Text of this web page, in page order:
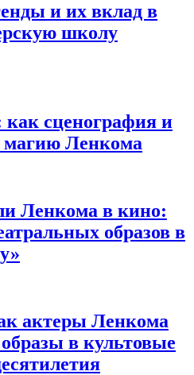
и их вклад в
школу
сценография и
Ленкома
Ленкома в кино:
образов в
актеры Ленкома
в культовые